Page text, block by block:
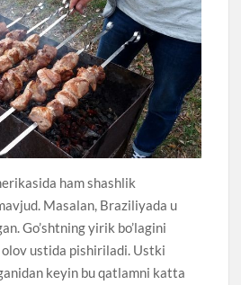
ham shashlik
Masalan, Braziliyada u
Go’shtning yirik bo’lagini
olov ustida pishiriladi. Ustki
keyin bu qatlamni katta